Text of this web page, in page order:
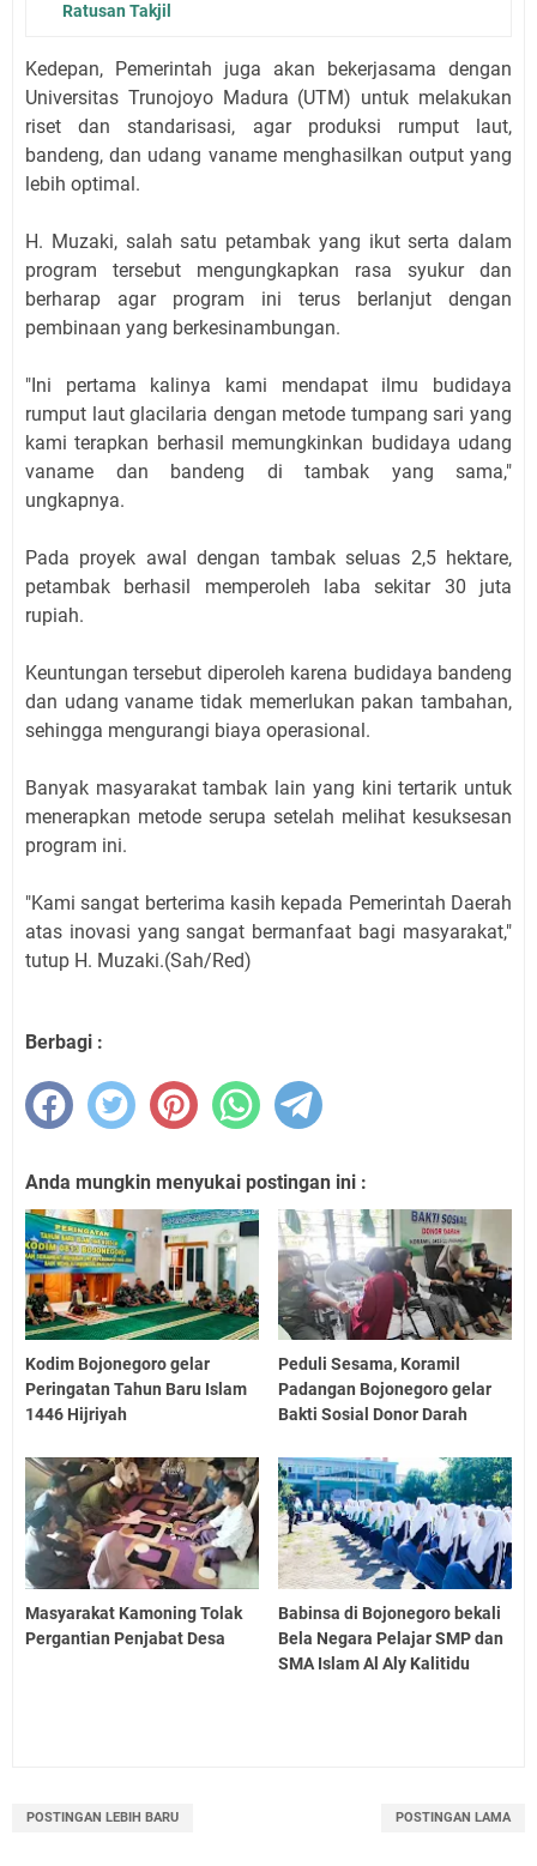
Ratusan Takjil
Kedepan, Pemerintah juga akan bekerjasama dengan
Universitas Trunojoyo Madura (UTM) untuk melakukan
riset dan standarisasi, agar produksi rumput laut,
bandeng, dan udang vaname menghasilkan output yang
lebih optimal.
H. Muzaki, salah satu petambak yang ikut serta dalam
program tersebut mengungkapkan rasa syukur dan
berharap agar program ini terus berlanjut dengan
pembinaan yang berkesinambungan.
"Ini pertama kalinya kami mendapat ilmu budidaya
rumput laut glacilaria dengan metode tumpang sari yang
kami terapkan berhasil memungkinkan budidaya udang
vaname dan bandeng di tambak yang sama,"
ungkapnya.
Pada proyek awal dengan tambak seluas 2,5 hektare,
petambak berhasil memperoleh laba sekitar 30 juta
rupiah.
Keuntungan tersebut diperoleh karena budidaya bandeng
dan udang vaname tidak memerlukan pakan tambahan,
sehingga mengurangi biaya operasional.
Banyak masyarakat tambak lain yang kini tertarik untuk
menerapkan metode serupa setelah melihat kesuksesan
program ini.
"Kami sangat berterima kasih kepada Pemerintah Daerah
atas inovasi yang sangat bermanfaat bagi masyarakat,"
tutup H. Muzaki.(Sah/Red)
Berbagi :
Anda mungkin menyukai postingan ini :
Kodim Bojonegoro gelar
Peringatan Tahun Baru Islam
1446 Hijriyah
Peduli Sesama, Koramil
Padangan Bojonegoro gelar
Bakti Sosial Donor Darah
Masyarakat Kamoning Tolak
Pergantian Penjabat Desa
Babinsa di Bojonegoro bekali
Bela Negara Pelajar SMP dan
SMA Islam Al Aly Kalitidu
POSTINGAN LEBIH BARU POSTINGAN LAMA